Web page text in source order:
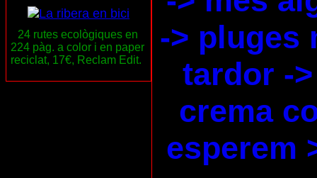
24 rutes ecològiques en
224 pàg. a color i en paper
reciclat, 17€, Reclam Edit.
-> pluges
tardor -
crema
esperem